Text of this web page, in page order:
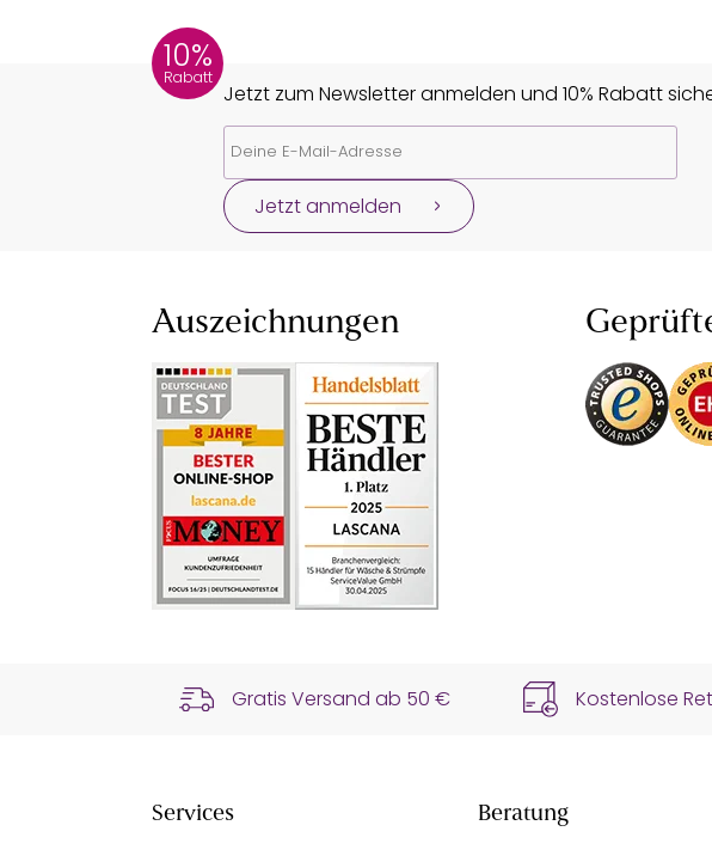
10%
Rabatt
Jetzt zum Newsletter anmelden und 10% Rabatt
Jetzt anmelden
Auszeichnungen
Gratis Versand ab 50 € Kostenlose
Services Beratung